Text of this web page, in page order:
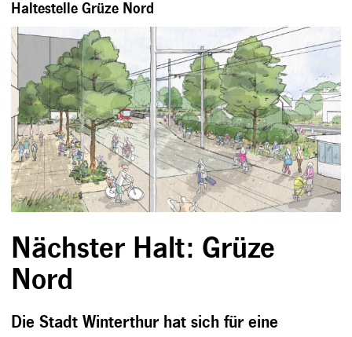
Haltestelle Grüze Nord
Nächster Halt: Grüze
Nord
Die Stadt Winterthur hat sich für eine